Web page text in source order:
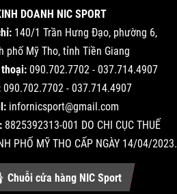
DOANH NIC SPORT
140/1 Trần Hưng Đạo, phường 6,
phố Mỹ Tho, tỉnh Tiền Giang
090.702.7702 - 037.714.4907
090.702.7702 - 037.714.4907
infornicsport@gmail.com
8825392313-001 DO CHI CỤC THUẾ
PHỐ MỸ THO CẤP NGÀY 14/04/2023.
Chuỗi cửa hàng NIC Sport